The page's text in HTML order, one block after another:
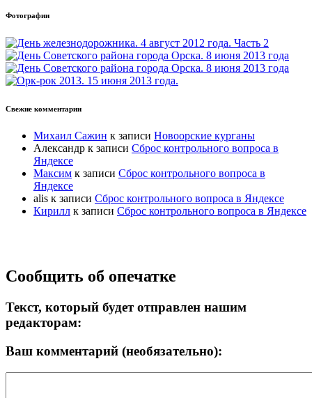
Фотографии
Свежие комментарии
Михаил Сажин к записи Новоорские курганы
Александр к записи Сброс контрольного вопроса в
Яндексе
Максим к записи Сброс контрольного вопроса в
Яндексе
alis к записи Сброс контрольного вопроса в Яндексе
Кирилл к записи Сброс контрольного вопроса в Яндексе
Прокрутка
вверх
Сообщить об опечатке
Текст, который будет отправлен нашим
редакторам:
Ваш комментарий (необязательно):